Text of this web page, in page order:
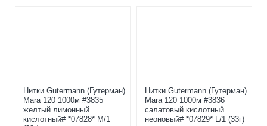
Нитки Gutermann (Гутерман)
Mara 120 1000м #3835
желтый лимонный
кислотный# *07828* M/1
Нитки Gutermann (Гутерман)
Mara 120 1000м #3836
салатовый кислотный
неоновый# *07829* L/1 (33г)